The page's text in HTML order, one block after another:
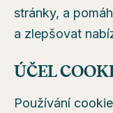
stránky, a
a zlepšovat
ÚČEL
Používání